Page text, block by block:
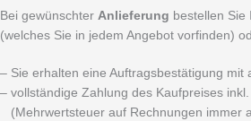
Bei gewünschter Anlieferung bestellen
(welches Sie in jedem Angebot vorfinden)
– Sie erhalten eine Auftragsbestätigung
– vollständige Zahlung des Kaufpreises
(Mehrwertsteuer auf Rechnungen immer